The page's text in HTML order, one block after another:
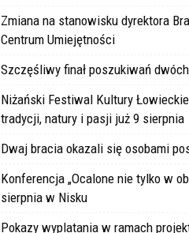
Zmiana na stanowisku dyrektora
Centrum Umiejętności
Szczęśliwy finał poszukiwań
Niżański Festiwal Kultury
tradycji, natury i pasji już 9 sierpnia
Dwaj bracia okazali się osobami
Konferencja „Ocalone nie tylko w
sierpnia w Nisku
Pokazy wyplatania w ramach